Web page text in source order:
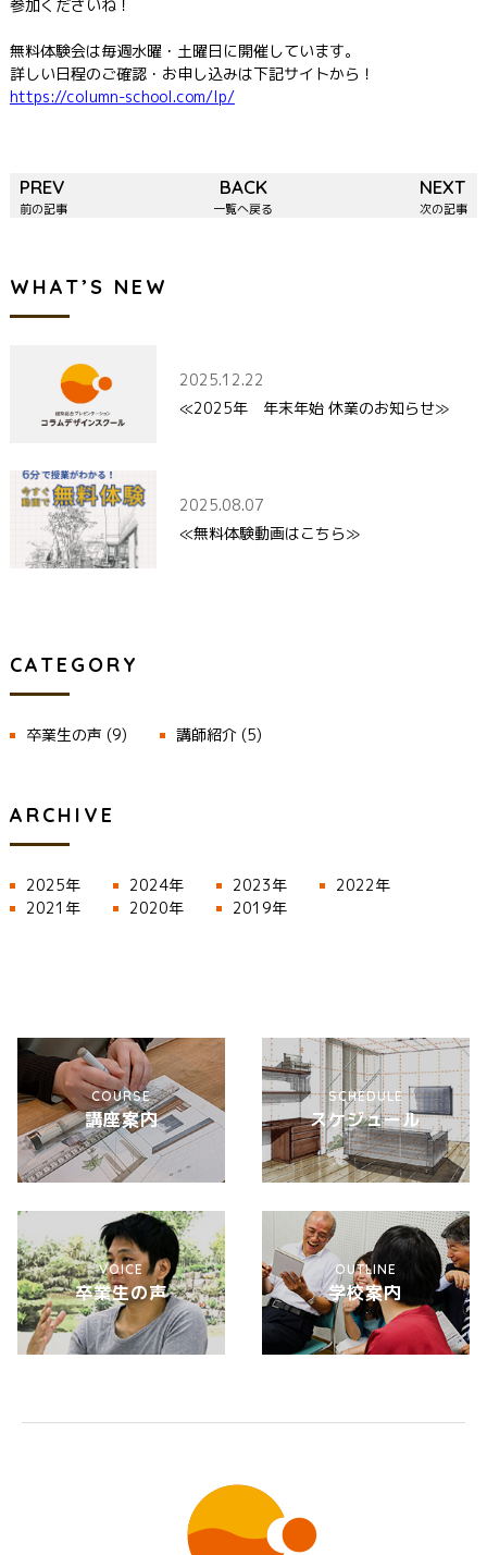
参加くださいね！
無料体験会は毎週水曜・土曜日に開催しています。
詳しい日程のご確認・お申し込みは下記サイトから！
https://column-school.com/lp/
PREV
前の記事
BACK
一覧へ戻る
NEXT
次の記事
WHAT’S NEW
2025.12.22
≪2025年 年末年始 休業のお知らせ≫
2025.08.07
≪無料体験動画はこちら≫
CATEGORY
卒業生の声 (9) 講師紹介(5)
ARCHIVE
2025年 2024年 2023年
2022年
2021年
2020年 2019年
COURSE
講座案内
SCHEDULE
スケジュール
VOICE
卒業生の声
OUTLINE
学校案内